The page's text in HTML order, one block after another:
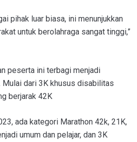
pihak luar biasa, ini menunjukkan
untuk berolahraga sangat tinggi,”
peserta ini terbagi menjadi
Mulai dari 3K khusus disabilitas
berjarak 42K
ada kategori Marathon 42k, 21K,
umum dan pelajar, dan 3K